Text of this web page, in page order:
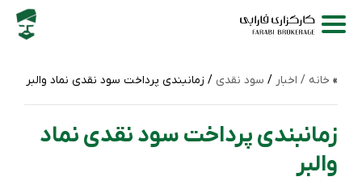
خانه / اخبار / سود نقدی / زمانبندی پرداخت سود نقدی نماد والبر
زمانبندی پرداخت سود نقدی نماد
والبر